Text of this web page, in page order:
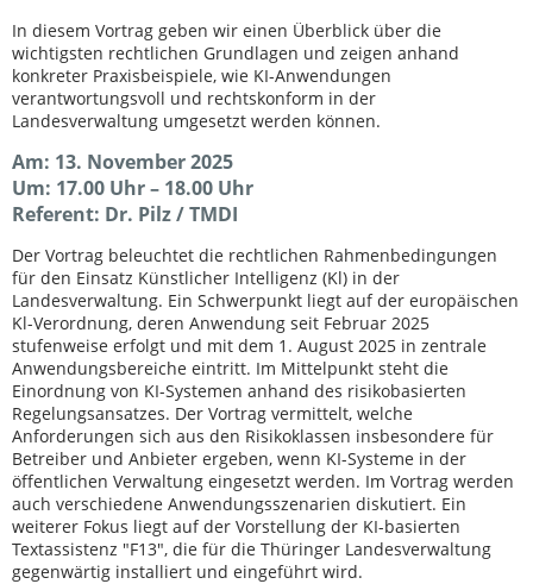
In diesem Vortrag geben wir einen Überblick über die
wichtigsten rechtlichen Grundlagen und zeigen anhand
konkreter Praxisbeispiele, wie KI-Anwendungen
verantwortungsvoll und rechtskonform in der
Landesverwaltung umgesetzt werden können.
Am: 13. November 2025
Um: 17.00 Uhr – 18.00 Uhr
Referent: Dr. Pilz / TMDI
Der Vortrag beleuchtet die rechtlichen Rahmenbedingungen
für den Einsatz Künstlicher Intelligenz (Kl) in der
Landesverwaltung. Ein Schwerpunkt liegt auf der europäischen
Kl-Verordnung, deren Anwendung seit Februar 2025
stufenweise erfolgt und mit dem 1. August 2025 in zentrale
Anwendungsbereiche eintritt. Im Mittelpunkt steht die
Einordnung von KI-Systemen anhand des risikobasierten
Regelungsansatzes. Der Vortrag vermittelt, welche
Anforderungen sich aus den Risikoklassen insbesondere für
Betreiber und Anbieter ergeben, wenn KI-Systeme in der
öffentlichen Verwaltung eingesetzt werden. Im Vortrag werden
auch verschiedene Anwendungsszenarien diskutiert. Ein
weiterer Fokus liegt auf der Vorstellung der KI-basierten
Textassistenz "F13", die für die Thüringer Landesverwaltung
gegenwärtig installiert und eingeführt wird.